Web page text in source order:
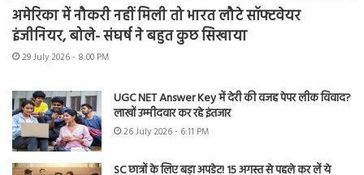
अमेरिका में नौकरी नहीं मिली तो भारत लौटे सॉफ्टवेयर
इंजीनियर, बोले- संघर्ष ने बहुत कुछ सिखाया
29 July 2026 - 8:00 PM
UGC NET Answer Key में देरी की वजह पेपर लीक विवाद?
लाखों उम्मीदवार कर रहे इंतजार
26 July 2026 - 6:11 PM
SC छात्रों के लिए बड़ा अपडेट! 15 अगस्त से पहले कर लें ये